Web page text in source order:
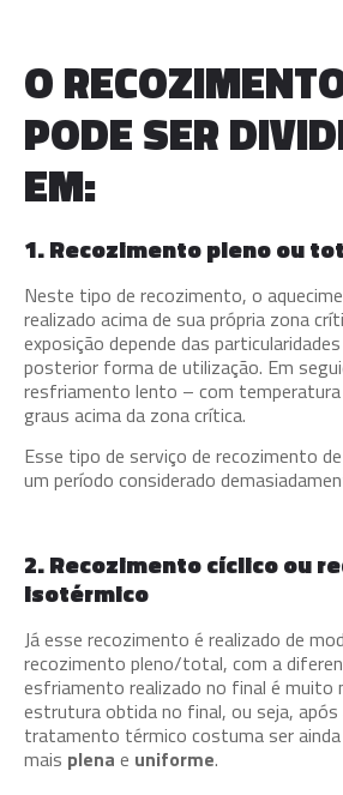
O
PODE SER
EM:
1. Recozimento pleno ou
Neste tipo de recozimento, o
realizado acima de sua própria zona
exposição depende das
posterior forma de utilização. Em
resfriamento lento – com temperatura
graus acima da zona crítica.
Esse tipo de serviço de recozimento
um período considerado
2. Recozimento cíclico ou
isotérmico
Já esse recozimento é realizado de
recozimento pleno/total, com a
esfriamento realizado no final é muito
estrutura obtida no final, ou seja,
tratamento térmico costuma ser ainda
mais plena e uniforme.